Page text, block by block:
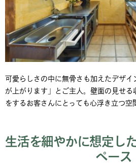
可愛らしさの中に無骨さも加えたデザ
が上がります」とご主人。壁面の見せ
をするお客さんにとっても心浮き立つ空
生活を細やかに想定し
ペース